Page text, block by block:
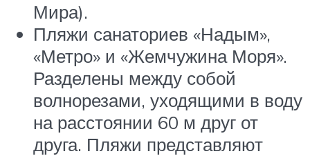
Мира).
Пляжи санаториев «Надым»,
«Метро» и «Жемчужина Моря».
Разделены между собой
волнорезами, уходящими в воду
на расстоянии 60 м друг от
друга. Пляжи представляют